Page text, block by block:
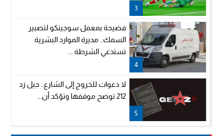
3
4
فضيحة بمعمل سوجينكو لتصبير
السمك.. مديرة الموارد البشرية
تستدعي الشرطة ...
5
لا دعوات للخروج إلى الشارع.. جيل زد
212 توضح موقفها وتؤكد أن...